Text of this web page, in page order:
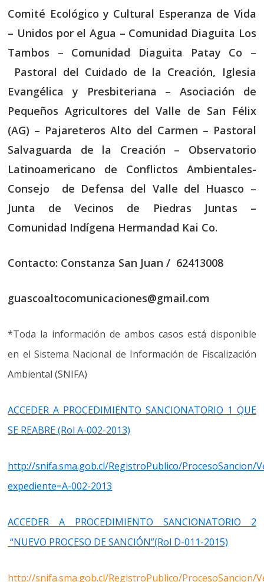
Comité Ecológico y Cultural Esperanza de Vida
– Unidos por el Agua – Comunidad Diaguita Los
Tambos – Comunidad Diaguita Patay Co –
Pastoral del Cuidado de la Creación, Iglesia
Evangélica y Presbiteriana – Asociación de
Pequeños Agricultores del Valle de San Félix
(AG) – Pajareteros Alto del Carmen – Pastoral
Salvaguarda de la Creación – Observatorio
Latinoamericano de Conflictos Ambientales-
Consejo de Defensa del Valle del Huasco –
Junta de Vecinos de Piedras Juntas –
Comunidad Indígena Hermandad Kai Co.
Contacto: Constanza San Juan / 62413008
guascoaltocomunicaciones@gmail.com
*Toda la información de ambos casos está disponible
en el Sistema Nacional de Información de Fiscalización
Ambiental (SNIFA)
ACCEDER A PROCEDIMIENTO SANCIONATORIO 1 QUE
SE REABRE (Rol A-002-2013)
http://snifa.sma.gob.cl/RegistroPublico/ProcesoSancion/
expediente=A-002-2013
ACCEDER A PROCEDIMIENTO SANCIONATORIO 2
“NUEVO PROCESO DE SANCIÓN”(Rol D-011-2015)
http://snifa.sma.gob.cl/RegistroPublico/ProcesoSancion/